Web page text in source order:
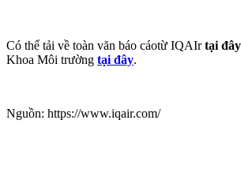
Có thể tải về toàn văn báo cáotừ IQAIrtại đây
Khoa Môi trường tại đây.
Nguồn: https://www.iqair.com/